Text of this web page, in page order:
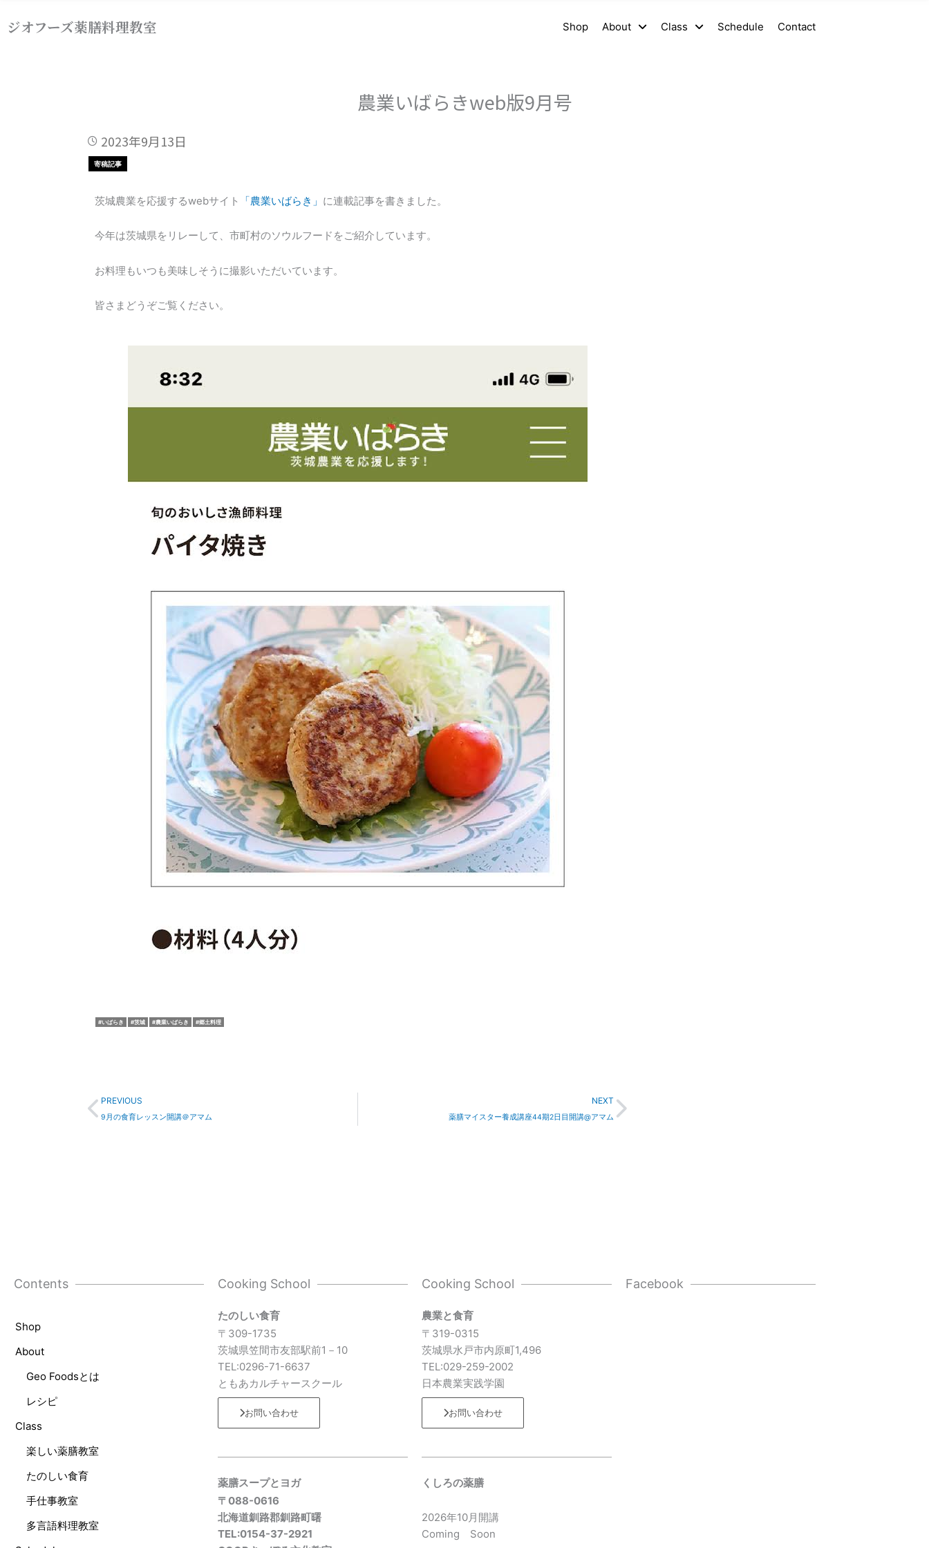
容ジオフーズ薬膳料理教室 Shop About Class Schedule Contact
農業いばらきweb版9月号
2023年9月13日
寄稿記事
茨城農業を応援するwebサイト 「農業いばらき」 に連載記事を書きました。
今年は茨城県をリレーして、市町村のソウルフードをご紹介しています。
お料理もいつも美味しそうに撮影いただいています。
皆さまどうぞご覧ください。
いばらき 茨城 農業いばらき 郷土料理
Prev
PREVIOUS
9月の食育レッスン開講＠アマム
NEXT
薬膳マイスター養成講座44期2日目開講@アマム
Next
Contents
Shop
About
Geo Foodsとは
レシピ
Class
楽しい薬膳教室
たのしい食育
手仕事教室
多言語料理教室
Cooking School
たのしい食育
〒309-1735
茨城県笠間市友部駅前1－10
TEL:0296-71-6637
ともあカルチャースクール
お問い合わせ
薬膳スープとヨガ
〒088-0616
北海道釧路郡釧路町曙
TEL:0154-37-2921
Cooking School
農業と食育
〒319-0315
茨城県水戸市内原町1,496
TEL:029-259-2002
日本農業実践学園
お問い合わせ
くしろの薬膳
2026年10月開講
Coming Soon
Facebook